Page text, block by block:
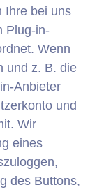
Ihre bei uns
Plug-in-
Wenn
und z. B. die
Anbieter
und
Wir
eines
des Buttons,